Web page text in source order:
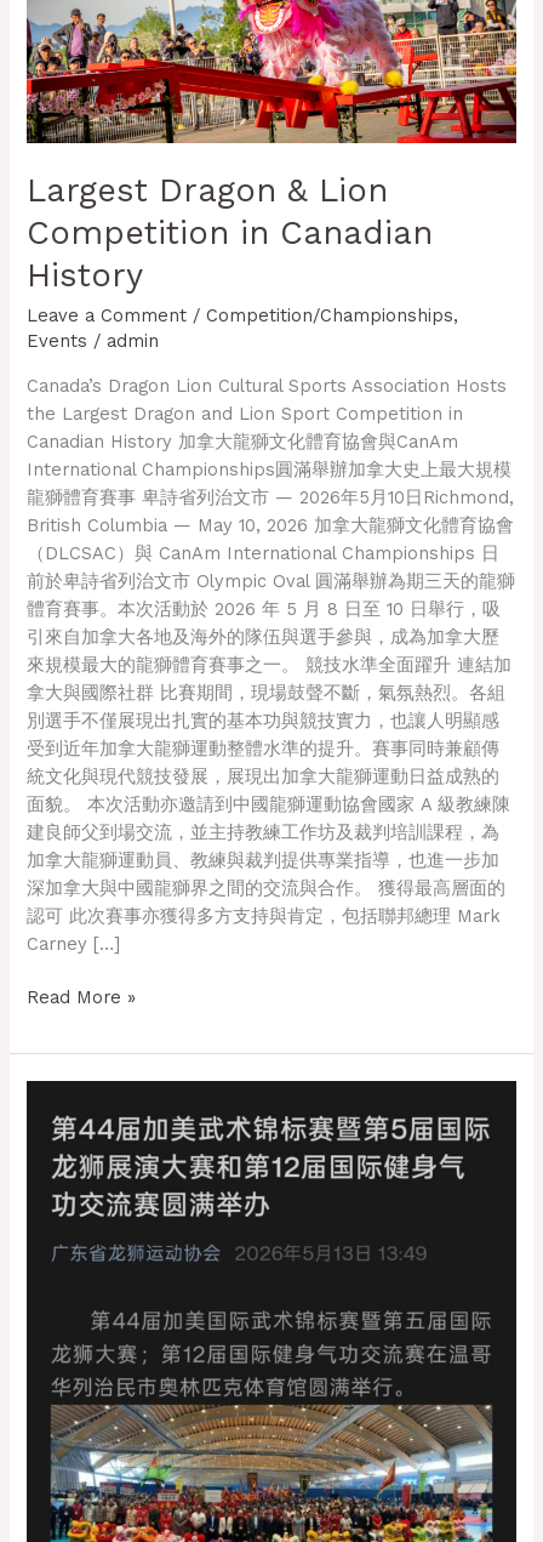
Largest Dragon & Lion
Competition in Canadian
History
Leave a Comment /Competition/Championships,
Events / admin
Canada’s Dragon Lion Cultural Sports Association Hosts
the Largest Dragon and Lion Sport Competition in
Canadian History 加拿大龍獅文化體育協會與CanAm
International Championships圓滿舉辦加拿大史上最大規模
龍獅體育賽事 卑詩省列治文市 — 2026年5月10日Richmond,
British Columbia — May 10, 2026 加拿大龍獅文化體育協會
（DLCSAC）與 CanAm International Championships 日
前於卑詩省列治文市 Olympic Oval 圓滿舉辦為期三天的龍獅
體育賽事。本次活動於 2026 年 5 月 8 日至 10 日舉行，吸
引來自加拿大各地及海外的隊伍與選手參與，成為加拿大歷
來規模最大的龍獅體育賽事之一。 競技水準全面躍升 連結加
拿大與國際社群 比賽期間，現場鼓聲不斷，氣氛熱烈。各組
別選手不僅展現出扎實的基本功與競技實力，也讓人明顯感
受到近年加拿大龍獅運動整體水準的提升。賽事同時兼顧傳
統文化與現代競技發展，展現出加拿大龍獅運動日益成熟的
面貌。 本次活動亦邀請到中國龍獅運動協會國家 A 級教練陳
建良師父到場交流，並主持教練工作坊及裁判培訓課程，為
加拿大龍獅運動員、教練與裁判提供專業指導，也進一步加
深加拿大與中國龍獅界之間的交流與合作。 獲得最高層面的
認可 此次賽事亦獲得多方支持與肯定，包括聯邦總理 Mark
Carney […]
History
Read More »
Dragon
Lion
Sports
Assoc.